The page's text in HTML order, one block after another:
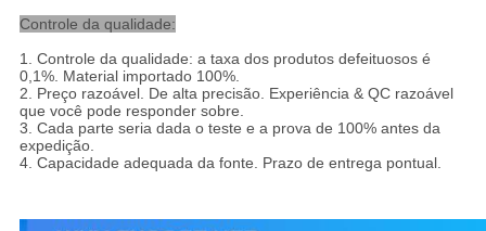
Controle da qualidade:
1. Controle da qualidade: a taxa dos produtos defeituosos é
0,1%. Material importado 100%.
2. Preço razoável. De alta precisão. Experiência & QC razoável
que você pode responder sobre.
3. Cada parte seria dada o teste e a prova de 100% antes da
expedição.
4. Capacidade adequada da fonte. Prazo de entrega pontual.